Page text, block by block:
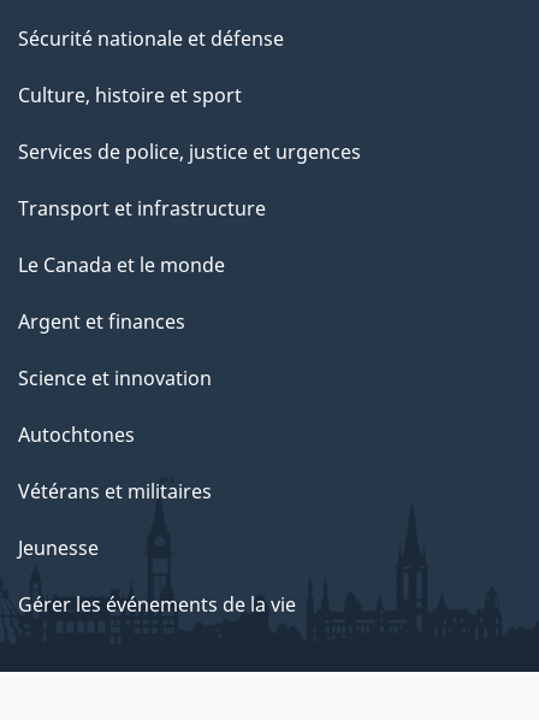
Sécurité nationale et défense
Culture, histoire et sport
Services de police, justice et urgences
Transport et infrastructure
Le Canada et le monde
Argent et finances
Science et innovation
Autochtones
Vétérans et militaires
Jeunesse
Gérer les événements de la vie